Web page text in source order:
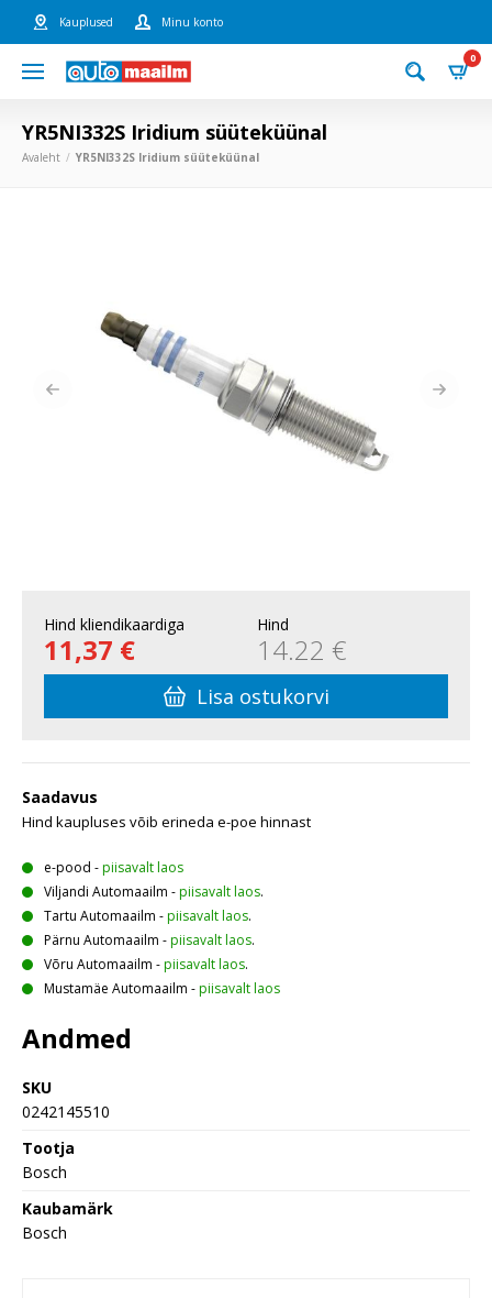
Kauplused Minu konto
0
YR5NI332S Iridium süüteküünal
Avaleht YR5NI332S Iridium süüteküünal
Hind kliendikaardiga
11,37 €
Hind
14.22 €
Lisa ostukorvi
Saadavus
Hind kaupluses võib erineda e-poe hinnast
e-pood -piisavalt laos
Viljandi Automaailm -piisavalt laos.
Tartu Automaailm -piisavalt laos.
Pärnu Automaailm -piisavalt laos.
Võru Automaailm -piisavalt laos.
Mustamäe Automaailm -piisavalt laos
Andmed
SKU
0242145510
Tootja
Bosch
Kaubamärk
Bosch